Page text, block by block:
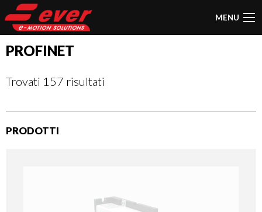
MENU
PROFINET
Trovati 157 risultati
PRODOTTI